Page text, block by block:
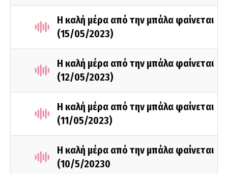
Η καλή μέρα από την μπάλα φαίνεται
(15/05/2023)
Η καλή μέρα από την μπάλα φαίνεται
(12/05/2023)
Η καλή μέρα από την μπάλα φαίνεται
(11/05/2023)
Η καλή μέρα από την μπάλα φαίνεται
(10/5/20230